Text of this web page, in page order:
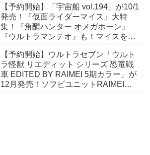
【予約開始】「宇宙船 vol.194」が10/1
発売！『仮面ライダーマイス』大特
集！『角醒ハンター オメガホーン』
『ウルトラマンテオ』も！マイスをよ
【予約開始】ウルトラセブン「ウルト
ラ怪獣 リエディット シリーズ 恐竜戦
車 EDITED BY RAIMEI 5期カラー」が
12月発売！ソフビユニットRAIMEIに